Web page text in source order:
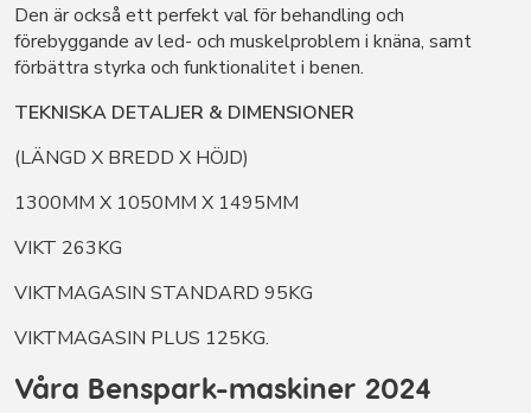
Den är också ett perfekt val för behandling och
förebyggande av led- och muskelproblem i knäna, samt
förbättra styrka och funktionalitet i benen.
TEKNISKA DETALJER & DIMENSIONER
(LÄNGD X BREDD X HÖJD)
1300MM X 1050MM X 1495MM
VIKT 263KG
VIKTMAGASIN STANDARD 95KG
VIKTMAGASIN PLUS 125KG.
Våra Benspark-maskiner 2024